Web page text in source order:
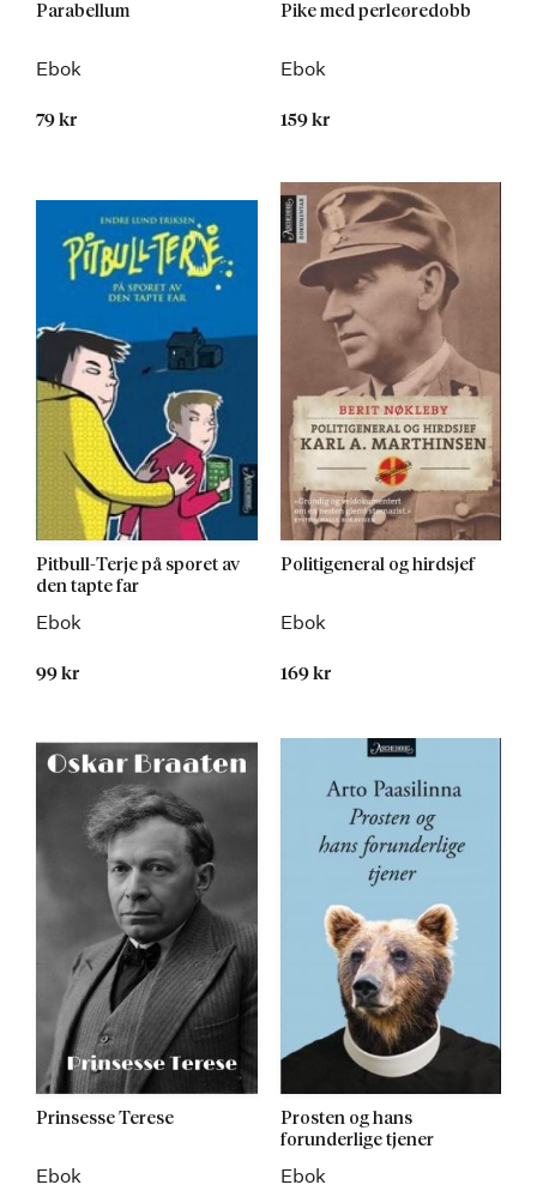
Parabellum
Ebok
79 kr
Pike med perleøredobb
Ebok
159 kr
Pitbull-Terje på sporet av
den tapte far
Ebok
99 kr
Politigeneral og hirdsjef
Ebok
169 kr
Prinsesse Terese
Ebok
Prosten og hans
forunderlige tjener
Ebok